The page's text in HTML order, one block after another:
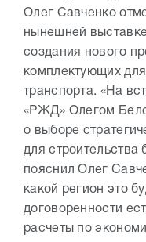
Олег Савченко
нынешней
создания нового
комплектующих
транспорта. «На
«РЖД» Олегом
о выборе
для строительства
пояснил Олег
какой регион это
договоренности
расчеты по